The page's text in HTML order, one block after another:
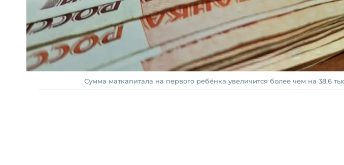
Сумма маткапитала на первого ребёнка увеличится более чем на 38,6